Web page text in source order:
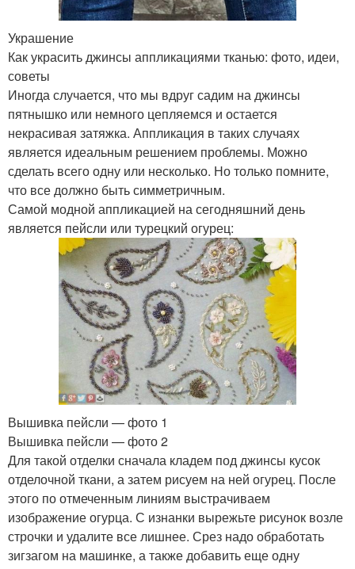
Украшение
Как украсить джинсы аппликациями тканью: фото, идеи,
советы
Иногда случается, что мы вдруг садим на джинсы
пятнышко или немного цепляемся и остается
некрасивая затяжка. Аппликация в таких случаях
является идеальным решением проблемы. Можно
сделать всего одну или несколько. Но только помните,
что все должно быть симметричным.
Самой модной аппликацией на сегодняшний день
является пейсли или турецкий огурец:
Вышивка пейсли — фото 1
Вышивка пейсли — фото 2
Для такой отделки сначала кладем под джинсы кусок
отделочной ткани, а затем рисуем на ней огурец. После
этого по отмеченным линиям выстрачиваем
изображение огурца. С изнанки вырежьте рисунок возле
строчки и удалите все лишнее. Срез надо обработать
зигзагом на машинке, а также добавить еще одну